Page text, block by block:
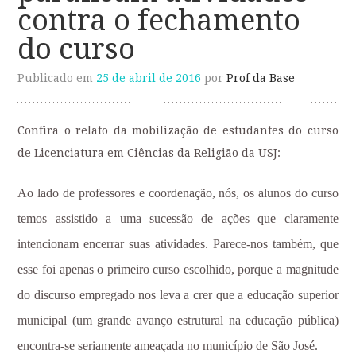
contra o fechamento
do curso
Publicado em 25 de abril de 2016 porProf da Base
Confira o relato da mobilização de estudantes do curso
de Licenciatura em Ciências da Religião da USJ:
Ao lado de professores e coordenação, nós, os alunos do curso
temos assistido a uma sucessão de ações que claramente
intencionam encerrar suas atividades. Parece-nos também, que
esse foi apenas o primeiro curso escolhido, porque a magnitude
do discurso empregado nos leva a crer que a educação superior
municipal (um grande avanço estrutural na educação pública)
encontra-se seriamente ameaçada no município de São José.